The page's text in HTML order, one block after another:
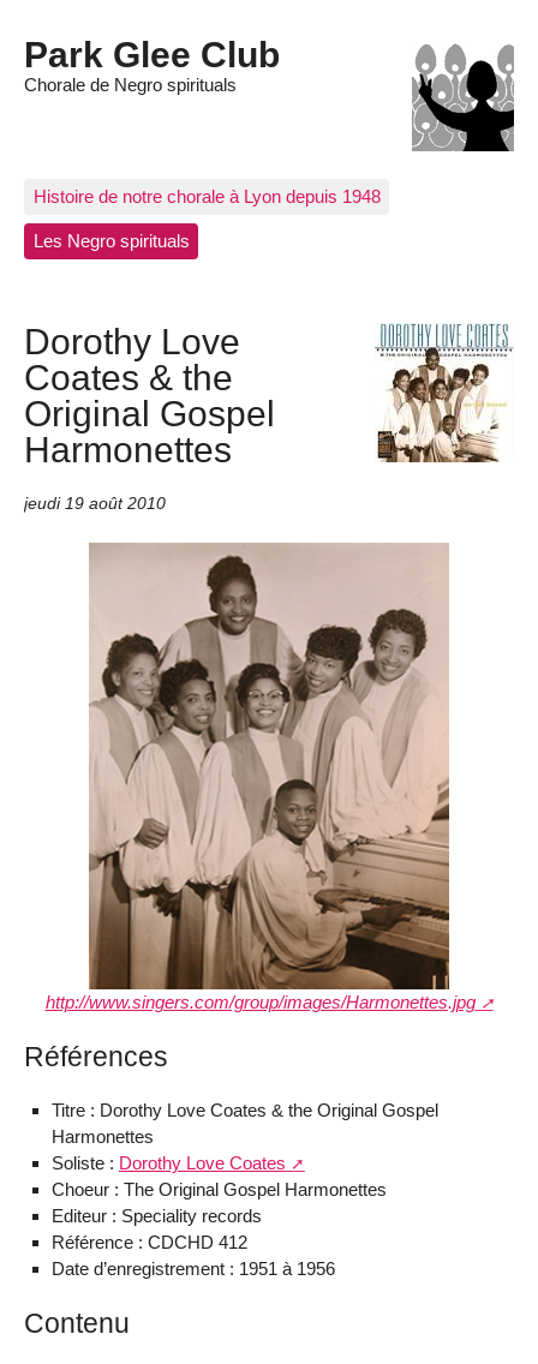
Park Glee Club
Chorale de Negro spirituals
Histoire de notre chorale à Lyon depuis 1948
Les Negro spirituals
Dorothy Love
Coates & the
Original Gospel
Harmonettes
jeudi 19 août 2010
http://www.singers.com/group/images/Harmonettes.jpg
Références
Titre : Dorothy Love Coates & the Original Gospel
Harmonettes
Soliste : Dorothy Love Coates
Choeur : The Original Gospel Harmonettes
Editeur : Speciality records
Référence : CDCHD 412
Date d’enregistrement : 1951 à 1956
Contenu